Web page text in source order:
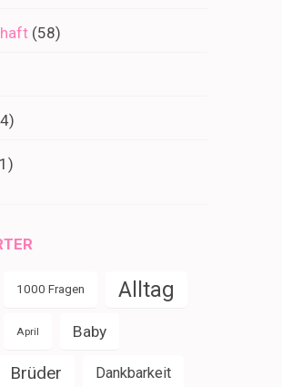
(58)
1000 Fragen Alltag
April Baby
Brüder Dankbarkeit